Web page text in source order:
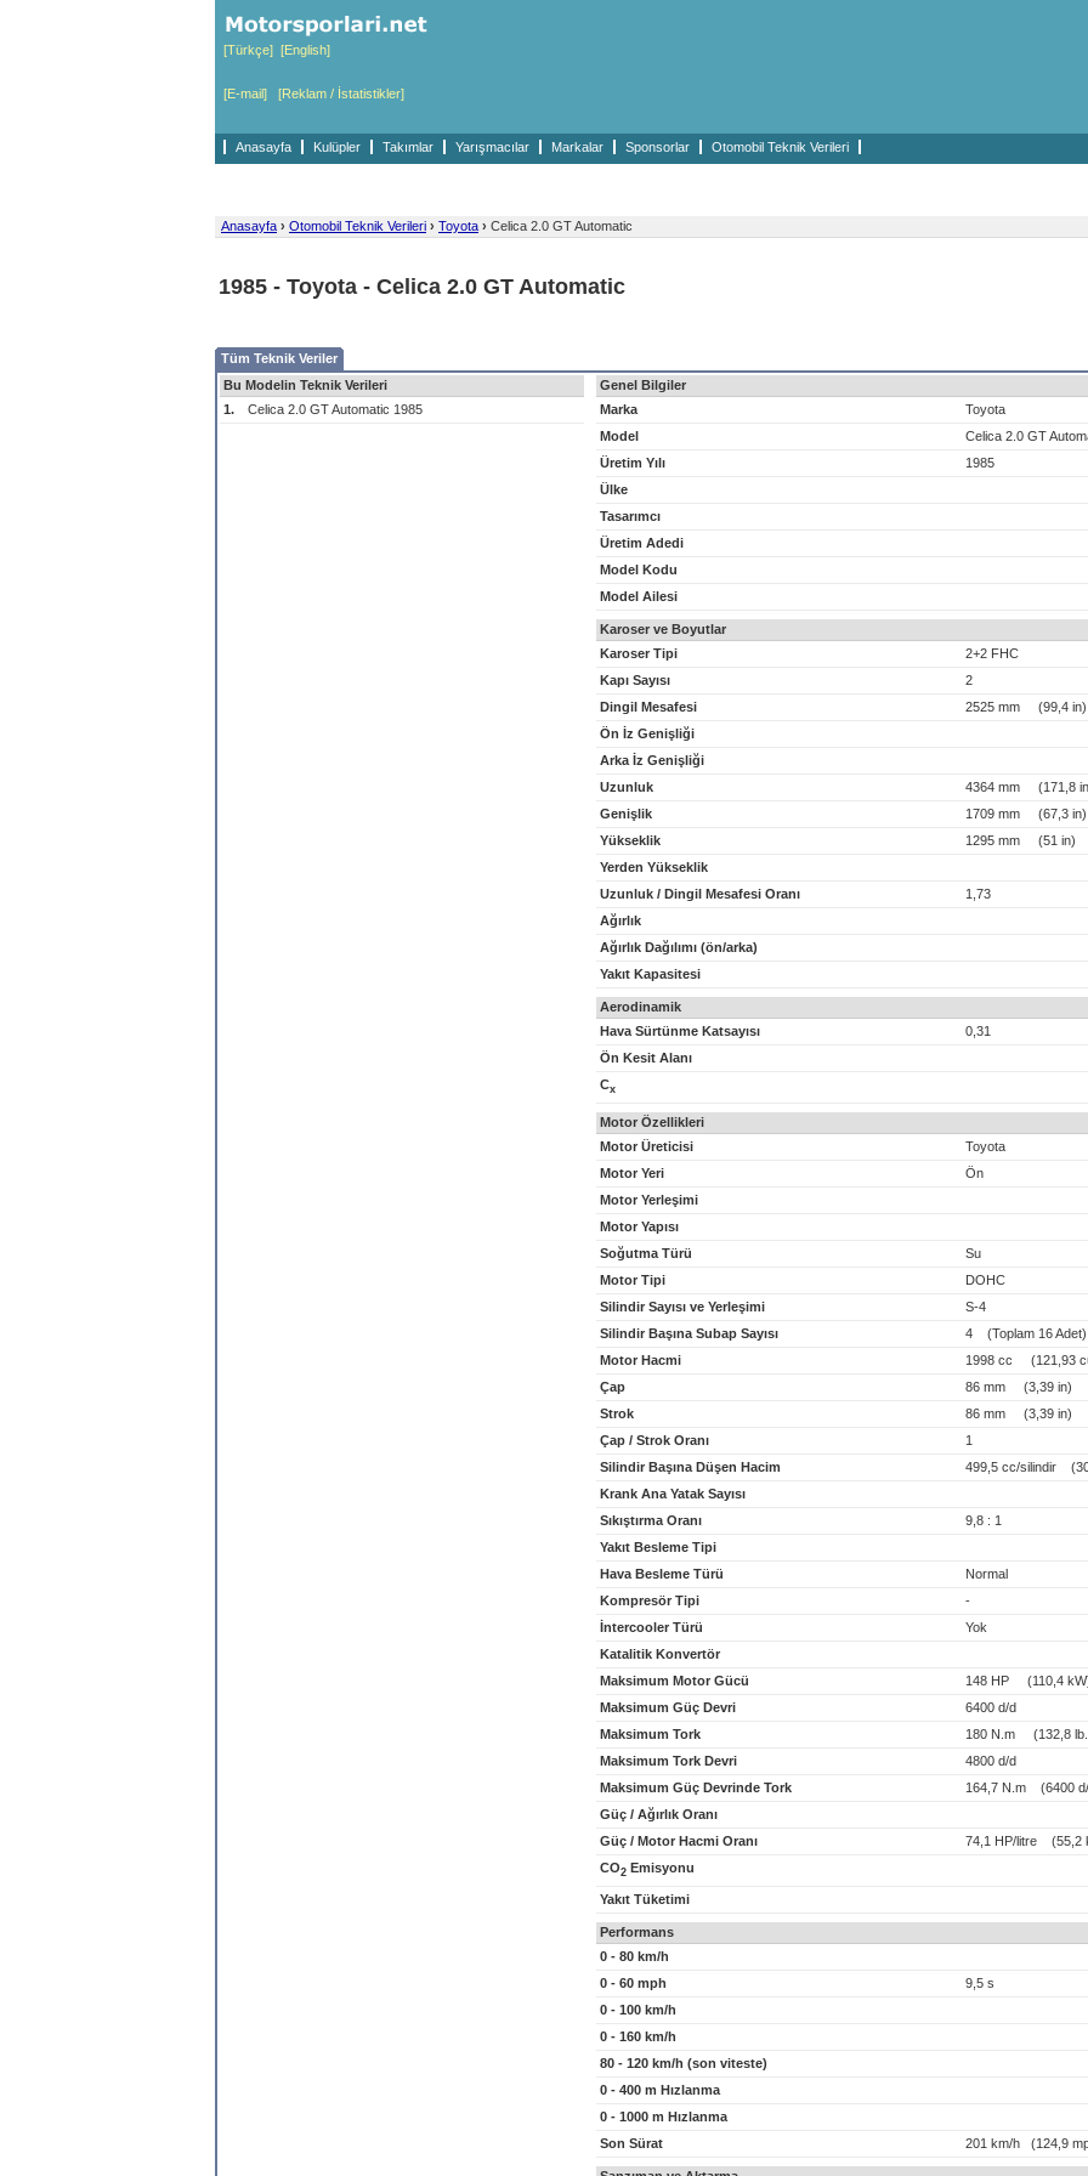
[Türkçe] [English]
[E-mail] [Reklam / İstatistikler]
Anasayfa Kulüpler Takımlar Yarışmacılar Markalar Sponsorlar Otomobil Teknik Verileri
Anasayfa › Otomobil Teknik Verileri › Toyota › Celica 2.0 GT Automatic
1985 - Toyota - Celica 2.0 GT Automatic
Tüm Teknik Veriler
Bu Modelin Teknik Verileri
1.
Celica 2.0 GT Automatic 1985
Genel Bilgiler
Marka
Toyota
Model
Celica 2.0 GT
Üretim Yılı
1985
Ülke
Tasarımcı
Üretim Adedi
Model Kodu
Model Ailesi
Karoser ve Boyutlar
Karoser Tipi
2+2 FHC
Kapı Sayısı
2
Dingil Mesafesi
2525 mm (99,4 in)
Ön İz Genişliği
Arka İz Genişliği
Uzunluk
4364 mm (171,8
Genişlik
1709 mm (67,3 in)
Yükseklik
1295 mm (51 in)
Yerden Yükseklik
Uzunluk / Dingil Mesafesi Oranı
1,73
Ağırlık
Ağırlık Dağılımı (ön/arka)
Yakıt Kapasitesi
Aerodinamik
Hava Sürtünme Katsayısı
0,31
Ön Kesit Alanı
Cx
Motor Özellikleri
Motor Üreticisi
Toyota
Motor Yeri
Ön
Motor Yerleşimi
Motor Yapısı
Soğutma Türü
Su
Motor Tipi
DOHC
Silindir Sayısı ve Yerleşimi
S-4
Silindir Başına Subap Sayısı
4 (Toplam 16 Adet)
Motor Hacmi
1998 cc (121,93
Çap
86 mm (3,39 in)
Strok
86 mm (3,39 in)
Çap / Strok Oranı
1
Silindir Başına Düşen Hacim
499,5 cc/silindir
Krank Ana Yatak Sayısı
Sıkıştırma Oranı
9,8 : 1
Yakıt Besleme Tipi
Hava Besleme Türü
Normal
Kompresör Tipi
-
İntercooler Türü
Yok
Katalitik Konvertör
Maksimum Motor Gücü
148 HP (110,4
Maksimum Güç Devri
6400 d/d
Maksimum Tork
180 N.m (132,8
Maksimum Tork Devri
4800 d/d
Maksimum Güç Devrinde Tork
164,7 N.m (6400
Güç / Ağırlık Oranı
Güç / Motor Hacmi Oranı
74,1 HP/litre (55,2
CO2 Emisyonu
Yakıt Tüketimi
Performans
0 - 80 km/h
0 - 60 mph
9,5 s
0 - 100 km/h
0 - 160 km/h
80 - 120 km/h (son viteste)
0 - 400 m Hızlanma
0 - 1000 m Hızlanma
Son Sürat
201 km/h (124,9